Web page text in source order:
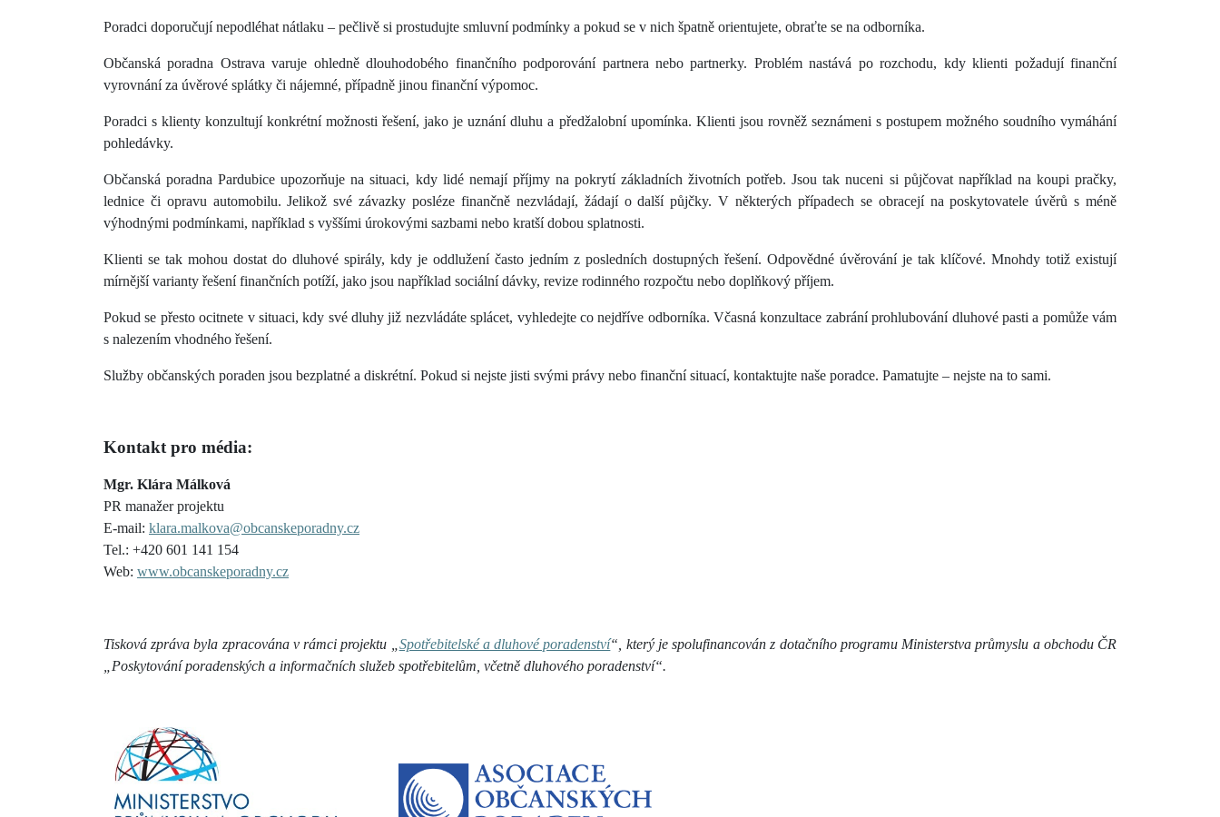
Poradci doporučují nepodléhat nátlaku – pečlivě si prostudujte smluvní podmínky a pokud se v nich špatně orientujete, obraťte se na odborníka.
Občanská poradna Ostrava varuje ohledně dlouhodobého finančního podporování partnera nebo partnerky. Problém nastává po rozchodu, kdy klienti požadují finanční
vyrovnání za úvěrové splátky či nájemné, případně jinou finanční výpomoc.
Poradci s klienty konzultují konkrétní možnosti řešení, jako je uznání dluhu a předžalobní upomínka. Klienti jsou rovněž seznámeni s postupem možného soudního vymáhání
pohledávky.
Občanská poradna Pardubice upozorňuje na situaci, kdy lidé nemají příjmy na pokrytí základních životních potřeb. Jsou tak nuceni si půjčovat například na koupi pračky,
lednice či opravu automobilu. Jelikož své závazky posléze finančně nezvládají, žádají o další půjčky. V některých případech se obracejí na poskytovatele úvěrů s méně
výhodnými podmínkami, například s vyššími úrokovými sazbami nebo kratší dobou splatnosti.
Klienti se tak mohou dostat do dluhové spirály, kdy je oddlužení často jedním z posledních dostupných řešení. Odpovědné úvěrování je tak klíčové. Mnohdy totiž existují
mírnější varianty řešení finančních potíží, jako jsou například sociální dávky, revize rodinného rozpočtu nebo doplňkový příjem.
Pokud se přesto ocitnete v situaci, kdy své dluhy již nezvládáte splácet, vyhledejte co nejdříve odborníka. Včasná konzultace zabrání prohlubování dluhové pasti a pomůže vám
s nalezením vhodného řešení.
Služby občanských poraden jsou bezplatné a diskrétní. Pokud si nejste jisti svými právy nebo finanční situací, kontaktujte naše poradce. Pamatujte – nejste na to sami.
Kontakt pro média:
Mgr. Klára Málková
PR manažer projektu
E-mail: klara.malkova@obcanskeporadny.cz
Tel.: +420 601 141 154
Web: www.obcanskeporadny.cz
Tisková zpráva byla zpracována v rámci projektu „ Spotřebitelské a dluhové poradenství“, který je spolufinancován z dotačního programu Ministerstva průmyslu a obchodu ČR
„Poskytování poradenských a informačních služeb spotřebitelům, včetně dluhového poradenství“.